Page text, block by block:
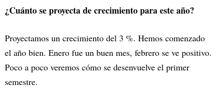
¿Cuánto se proyecta de crecimiento para este año?
Proyectamos un crecimiento del 3 %. Hemos comenzado
el año bien. Enero fue un buen mes, febrero se ve positivo.
Poco a poco veremos cómo se desenvuelve el primer
semestre.